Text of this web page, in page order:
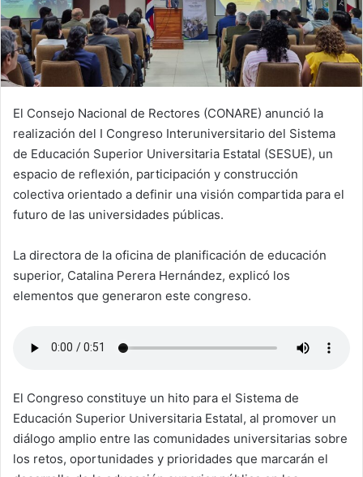
El Consejo Nacional de Rectores (CONARE) anunció la
realización del I Congreso Interuniversitario del Sistema
de Educación Superior Universitaria Estatal (SESUE), un
espacio de reflexión, participación y construcción
colectiva orientado a definir una visión compartida para el
futuro de las universidades públicas.
La directora de la oficina de planificación de educación
superior, Catalina Perera Hernández, explicó los
elementos que generaron este congreso.
El Congreso constituye un hito para el Sistema de
Educación Superior Universitaria Estatal, al promover un
diálogo amplio entre las comunidades universitarias sobre
los retos, oportunidades y prioridades que marcarán el